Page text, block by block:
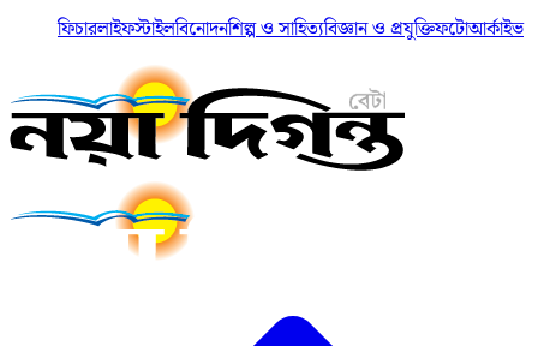
ফিচারলাইফস্টাইলবিনোদনশিল্প ও সাহিত্যবিজ্ঞান ও প্রযুক্তিফটোআর্কাইভ